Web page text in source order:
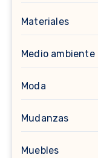
Materiales
Medio ambiente
Moda
Mudanzas
Muebles